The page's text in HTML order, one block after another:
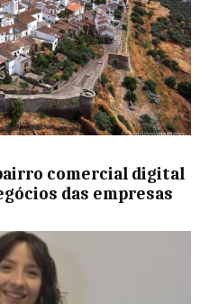
comercial digital
das empresas